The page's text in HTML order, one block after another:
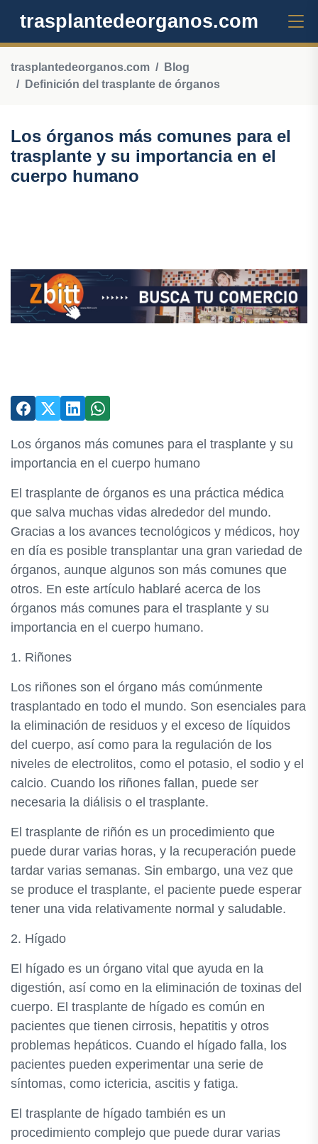
trasplantedeorganos.com
trasplantedeorganos.com
Blog
Definición del trasplante de órganos
Los órganos más comunes para el
trasplante y su importancia en el
cuerpo humano
Los órganos más comunes para el trasplante y su
importancia en el cuerpo humano
El trasplante de órganos es una práctica médica
que salva muchas vidas alrededor del mundo.
Gracias a los avances tecnológicos y médicos, hoy
en día es posible transplantar una gran variedad de
órganos, aunque algunos son más comunes que
otros. En este artículo hablaré acerca de los
órganos más comunes para el trasplante y su
importancia en el cuerpo humano.
1. Riñones
Los riñones son el órgano más comúnmente
trasplantado en todo el mundo. Son esenciales para
la eliminación de residuos y el exceso de líquidos
del cuerpo, así como para la regulación de los
niveles de electrolitos, como el potasio, el sodio y el
calcio. Cuando los riñones fallan, puede ser
necesaria la diálisis o el trasplante.
El trasplante de riñón es un procedimiento que
puede durar varias horas, y la recuperación puede
tardar varias semanas. Sin embargo, una vez que
se produce el trasplante, el paciente puede esperar
tener una vida relativamente normal y saludable.
2. Hígado
El hígado es un órgano vital que ayuda en la
digestión, así como en la eliminación de toxinas del
cuerpo. El trasplante de hígado es común en
pacientes que tienen cirrosis, hepatitis y otros
problemas hepáticos. Cuando el hígado falla, los
pacientes pueden experimentar una serie de
síntomas, como ictericia, ascitis y fatiga.
El trasplante de hígado también es un
procedimiento complejo que puede durar varias